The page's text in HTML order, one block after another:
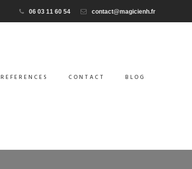
06 03 11 60 54 contact@magicienh.fr
REFERENCES CONTACT BLOG